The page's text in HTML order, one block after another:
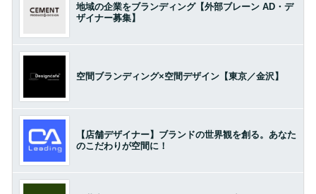
地域の企業をブランディング【外部ブレーン AD・デ
ザイナー募集】
空間ブランディング×空間デザイン【東京／金沢】
【店舗デザイナー】ブランドの世界観を創る。あなた
のこだわりが空間に！